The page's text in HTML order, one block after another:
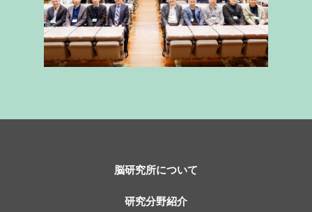
脳研究所について
研究分野紹介